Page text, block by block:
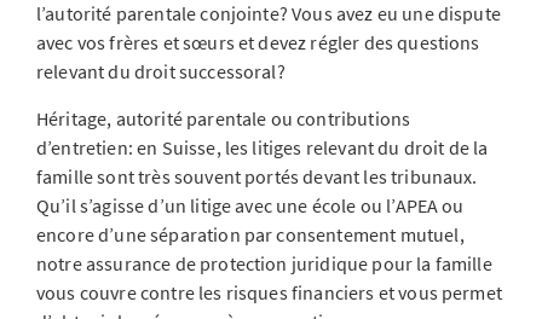
l’autorité parentale conjointe? Vous avez eu une dispute
avec vos frères et sœurs et devez régler des questions
relevant du droit successoral?
Héritage, autorité parentale ou contributions
d’entretien: en Suisse, les litiges relevant du droit de la
famille sont très souvent portés devant les tribunaux.
Qu’il s’agisse d’un litige avec une école ou l’APEA ou
encore d’une séparation par consentement mutuel,
notre assurance de protection juridique pour la famille
vous couvre contre les risques financiers et vous permet